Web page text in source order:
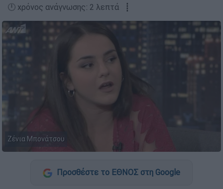
🕛 χρόνος ανάγνωσης: 2 λεπτά ┋
Ζένια Μπονάτσου
Προσθέστε το ΕΘΝΟΣ στη Google